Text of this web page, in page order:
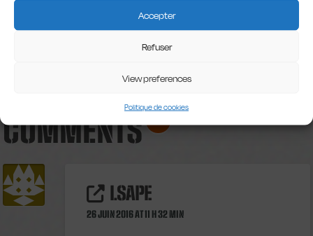
Accepter
Refuser
View preferences
Politique de cookies
(79) Avec le soutien du
Conseil Général des Deux-
Régional Poitou-Charentes
COMMENTS
LSAPE
26 JUIN 2016 AT 11 H 32 MIN